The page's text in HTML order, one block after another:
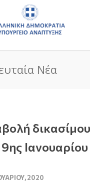
Νέα
2020